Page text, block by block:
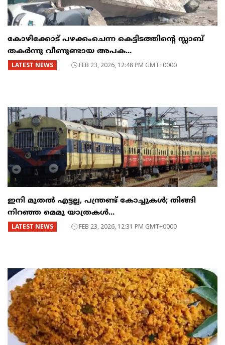
കോഴിക്കോട് പഴക്കംചെന്ന കെട്ടിടത്തിന്റെ സ്ലാബ്
തകർന്നു വീണുണ്ടായ അപക...
LATEST NEWS FEB 23, 2026, 12:48 PM GMT+0000
ഇനി മുതൽ എട്ടല്ല, പന്ത്രണ്ട് കോച്ചുകള്‍; തിങ്ങി
നിറഞ്ഞ മെമു യാത്രകൾ...
LATEST NEWS FEB 23, 2026, 12:31 PM GMT+0000